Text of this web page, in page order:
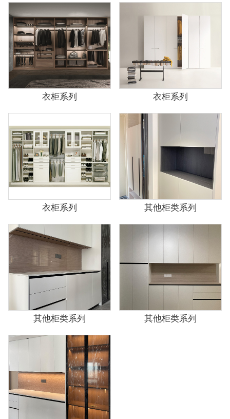
衣柜系列 衣柜系列
衣柜系列 其他柜类系列
其他柜类系列 其他柜类系列